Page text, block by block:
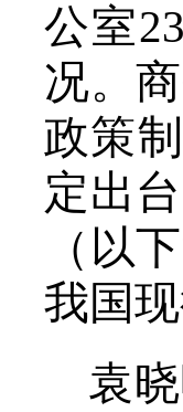
公室
况。
政策
定出
（以
我国
袁